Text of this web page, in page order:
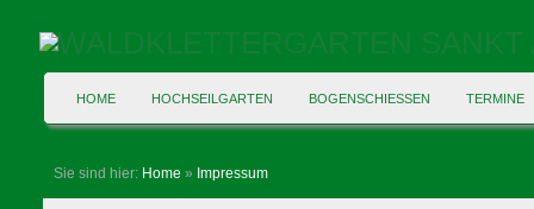
HOME HOCHSEILGARTEN BOGENSCHIESSEN TERMINE
Sie sind hier: Home » Impressum